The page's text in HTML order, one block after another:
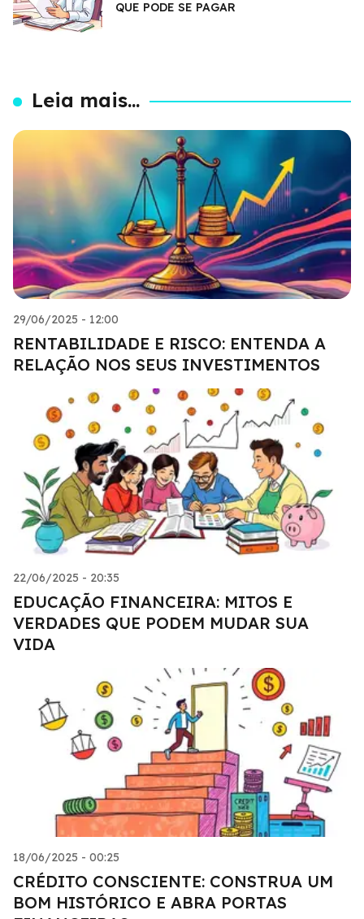
QUE PODE SE PAGAR
Leia mais...
29/06/2025 - 12:00
RENTABILIDADE E RISCO: ENTENDA A
RELAÇÃO NOS SEUS INVESTIMENTOS
22/06/2025 - 20:35
EDUCAÇÃO FINANCEIRA: MITOS E
VERDADES QUE PODEM MUDAR SUA
VIDA
18/06/2025 - 00:25
CRÉDITO CONSCIENTE: CONSTRUA UM
BOM HISTÓRICO E ABRA PORTAS